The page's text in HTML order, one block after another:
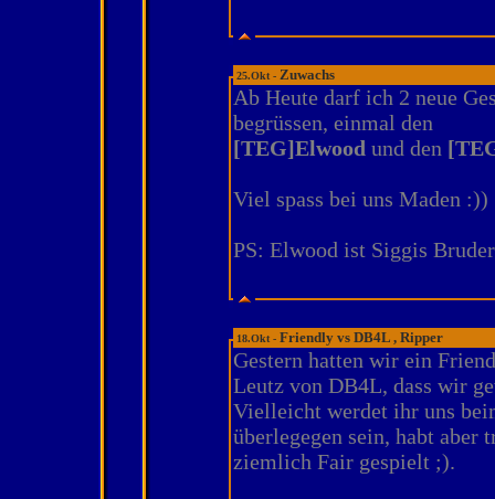
25.Okt - Zuwachs
Ab Heute darf ich 2 neue
begrüssen, einmal den
[TEG]Elwood und den
Viel spass bei uns Maden :))
PS: Elwood ist Siggis
18.Okt - Friendly vs DB4L , Ripper
Gestern hatten wir ein
Leutz von DB4L, dass wir
Vielleicht werdet ihr uns
überlegegen sein, habt aber
ziemlich Fair gespielt ;).